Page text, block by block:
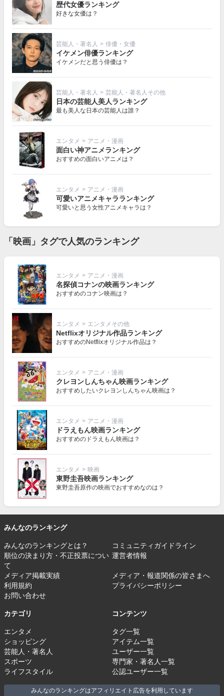
歴代女優ランキング
好きな女優は？
芸能人・著名人 > 俳優・女優
イケメン俳優ランキング
イケメンだと思う俳優は？
芸能人・著名人 > 芸能人・著名人その他
日本の芸能人美人ランキング
最も美人な日本の芸能人は誰？
エンタメ > アニメ・漫画
面白い神アニメランキング
おすすめの面白いアニメは？
エンタメ > アニメ・漫画
可愛いアニメキャラランキング
可愛いと思う女性アニメキャラは？
「映画」タグで人気のランキング
エンタメ > アニメ・漫画
名探偵コナンの映画ランキング
おすすめのコナン映画は？
エンタメ > エンタメその他
Netflixオリジナル作品ランキング
おすすめのNetflixオリジナル作品は？
エンタメ > アニメ・漫画
クレヨンしんちゃん映画ランキング
おすすめしたいクレヨンしんちゃん映画は？
エンタメ > アニメ・漫画
ドラえもん映画ランキング
おすすめのドラえもん映画は？
エンタメ > 映画
東野圭吾映画ランキング
東野圭吾原作の映画でおすすめなのは？
みんなのランキング
みんなのランキングとは？
コミュニティガイドライン
順位の決まり方・不正投票につい
て
運営者情報
メディア掲載実績
メディア・報道関係の皆さまへ
利用規約
プライバシーポリシー
お問い合わせ
カテゴリ
エンタメ
ショッピング
芸能人・著名人
スポーツ
ライフスタイル
コンテンツ
タグ一覧
アイテム一覧
ユーザー一覧
専門家・著名人一覧
公認ユーザー一覧
みんなのランキングはアフィリエイト広告を利用しています